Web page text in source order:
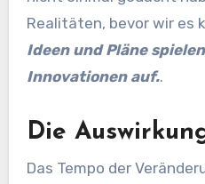
Realitäten, bevor wir es
Ideen und Pläne
Innovationen auf..
Die
Das Tempo der